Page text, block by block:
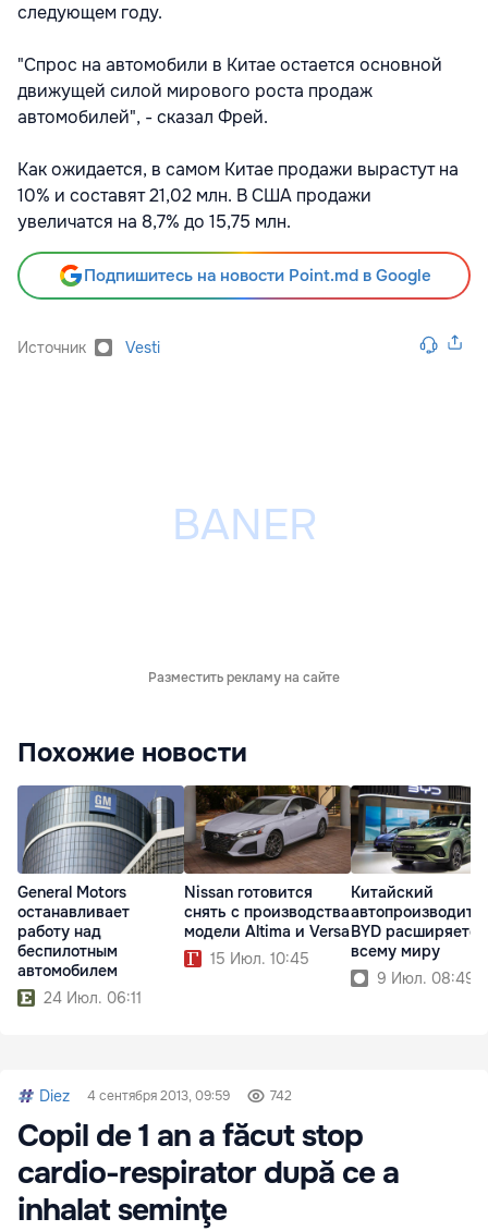
следующем году.
"Спрос на автомобили в Китае остается основной
движущей силой мирового роста продаж
автомобилей", - сказал Фрей.
Как ожидается, в самом Китае продажи вырастут на
10% и составят 21,02 млн. В США продажи
увеличатся на 8,7% до 15,75 млн.
Подпишитесь на новости Point.md в Google
Источник Vesti
Разместить рекламу на сайте
Похожие новости
General Motors
останавливает
работу над
беспилотным
автомобилем
24 Июл. 06:11
Nissan готовится
снять с производства
модели Altima и Versa
15 Июл. 10:45
Китайский
BYD
всему миру
9 Июл. 08:49
Diez 4 сентября 2013, 09:59 742
Copil de 1 an a făcut stop
cardio-respirator după ce a
inhalat seminţe